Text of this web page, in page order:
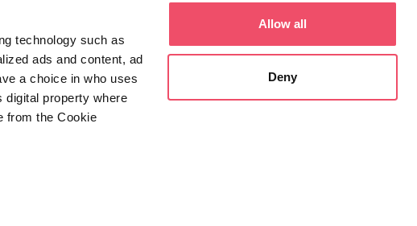
technology such as
ads and content, ad
a choice in who uses
digital property where
from the Cookie
Allow all
Deny